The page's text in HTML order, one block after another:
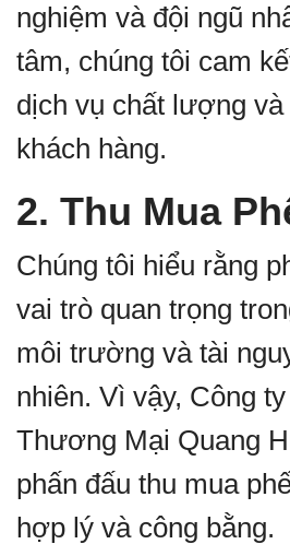
nghiệm và đội ngũ
tâm, chúng tôi cam
dịch vụ chất lượng
khách hàng.
2. Thu Mua
Chúng tôi hiểu rằng
vai trò quan trọng
môi trường và tài
nhiên. Vì vậy, Công
Thương Mại Quang
phấn đấu thu mua
hợp lý và công bằng.